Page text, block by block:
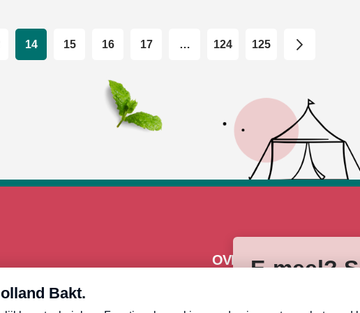
E-meel?
14 15 16 17 … 124 125
OVERZICHT
Recepten